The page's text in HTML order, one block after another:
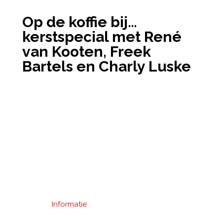
Op de koffie bij…
kerstspecial met René
van Kooten, Freek
Bartels en Charly Luske
Informatie